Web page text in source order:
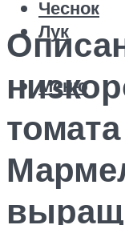
Чеснок
Лук
Меню
томата